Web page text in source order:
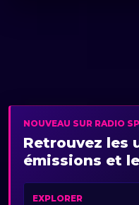
NOUVEAU SUR RADIO
Retrouvez les
émissions et
EXPLORER